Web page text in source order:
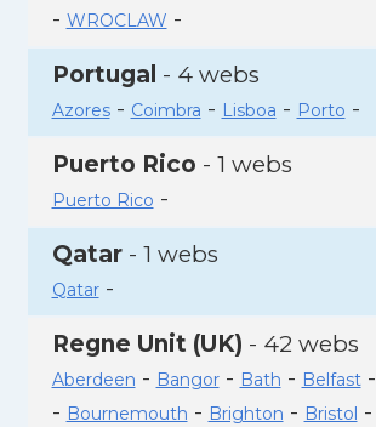
- WROCLAW -
Portugal - 4 webs
Azores- Coimbra - Lisboa - Porto -
Puerto Rico - 1 webs
Puerto Rico -
Qatar- 1 webs
Qatar-
Regne Unit (UK) - 42 webs
Aberdeen - Bangor- Bath - Belfast-
- Bournemouth - Brighton - Bristol -